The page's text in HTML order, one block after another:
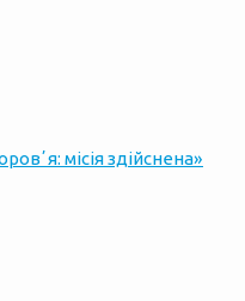
місія здійснена»